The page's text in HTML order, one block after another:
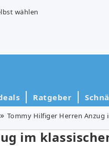
wählen
Ratgeber
Tommy Hilfiger Herren Anzug
im